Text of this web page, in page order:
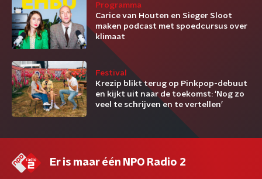
Programma
Carice van Houten en Sieger Sloot
maken podcast met spoedcursus over
klimaat
Festival
Krezip blikt terug op Pinkpop-debuut
en kijkt uit naar de toekomst: ‘Nog zo
veel te schrijven en te vertellen’
Er is maar één NPO Radio 2